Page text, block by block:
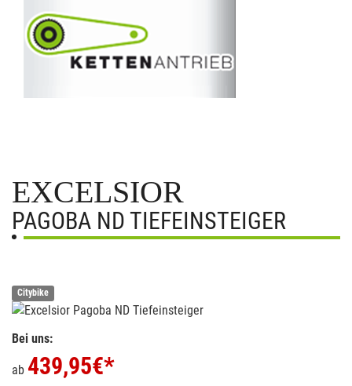
EXCELSIOR
PAGOBA ND TIEFEINSTEIGER
Citybike
Bei uns:
ab 439,95€*